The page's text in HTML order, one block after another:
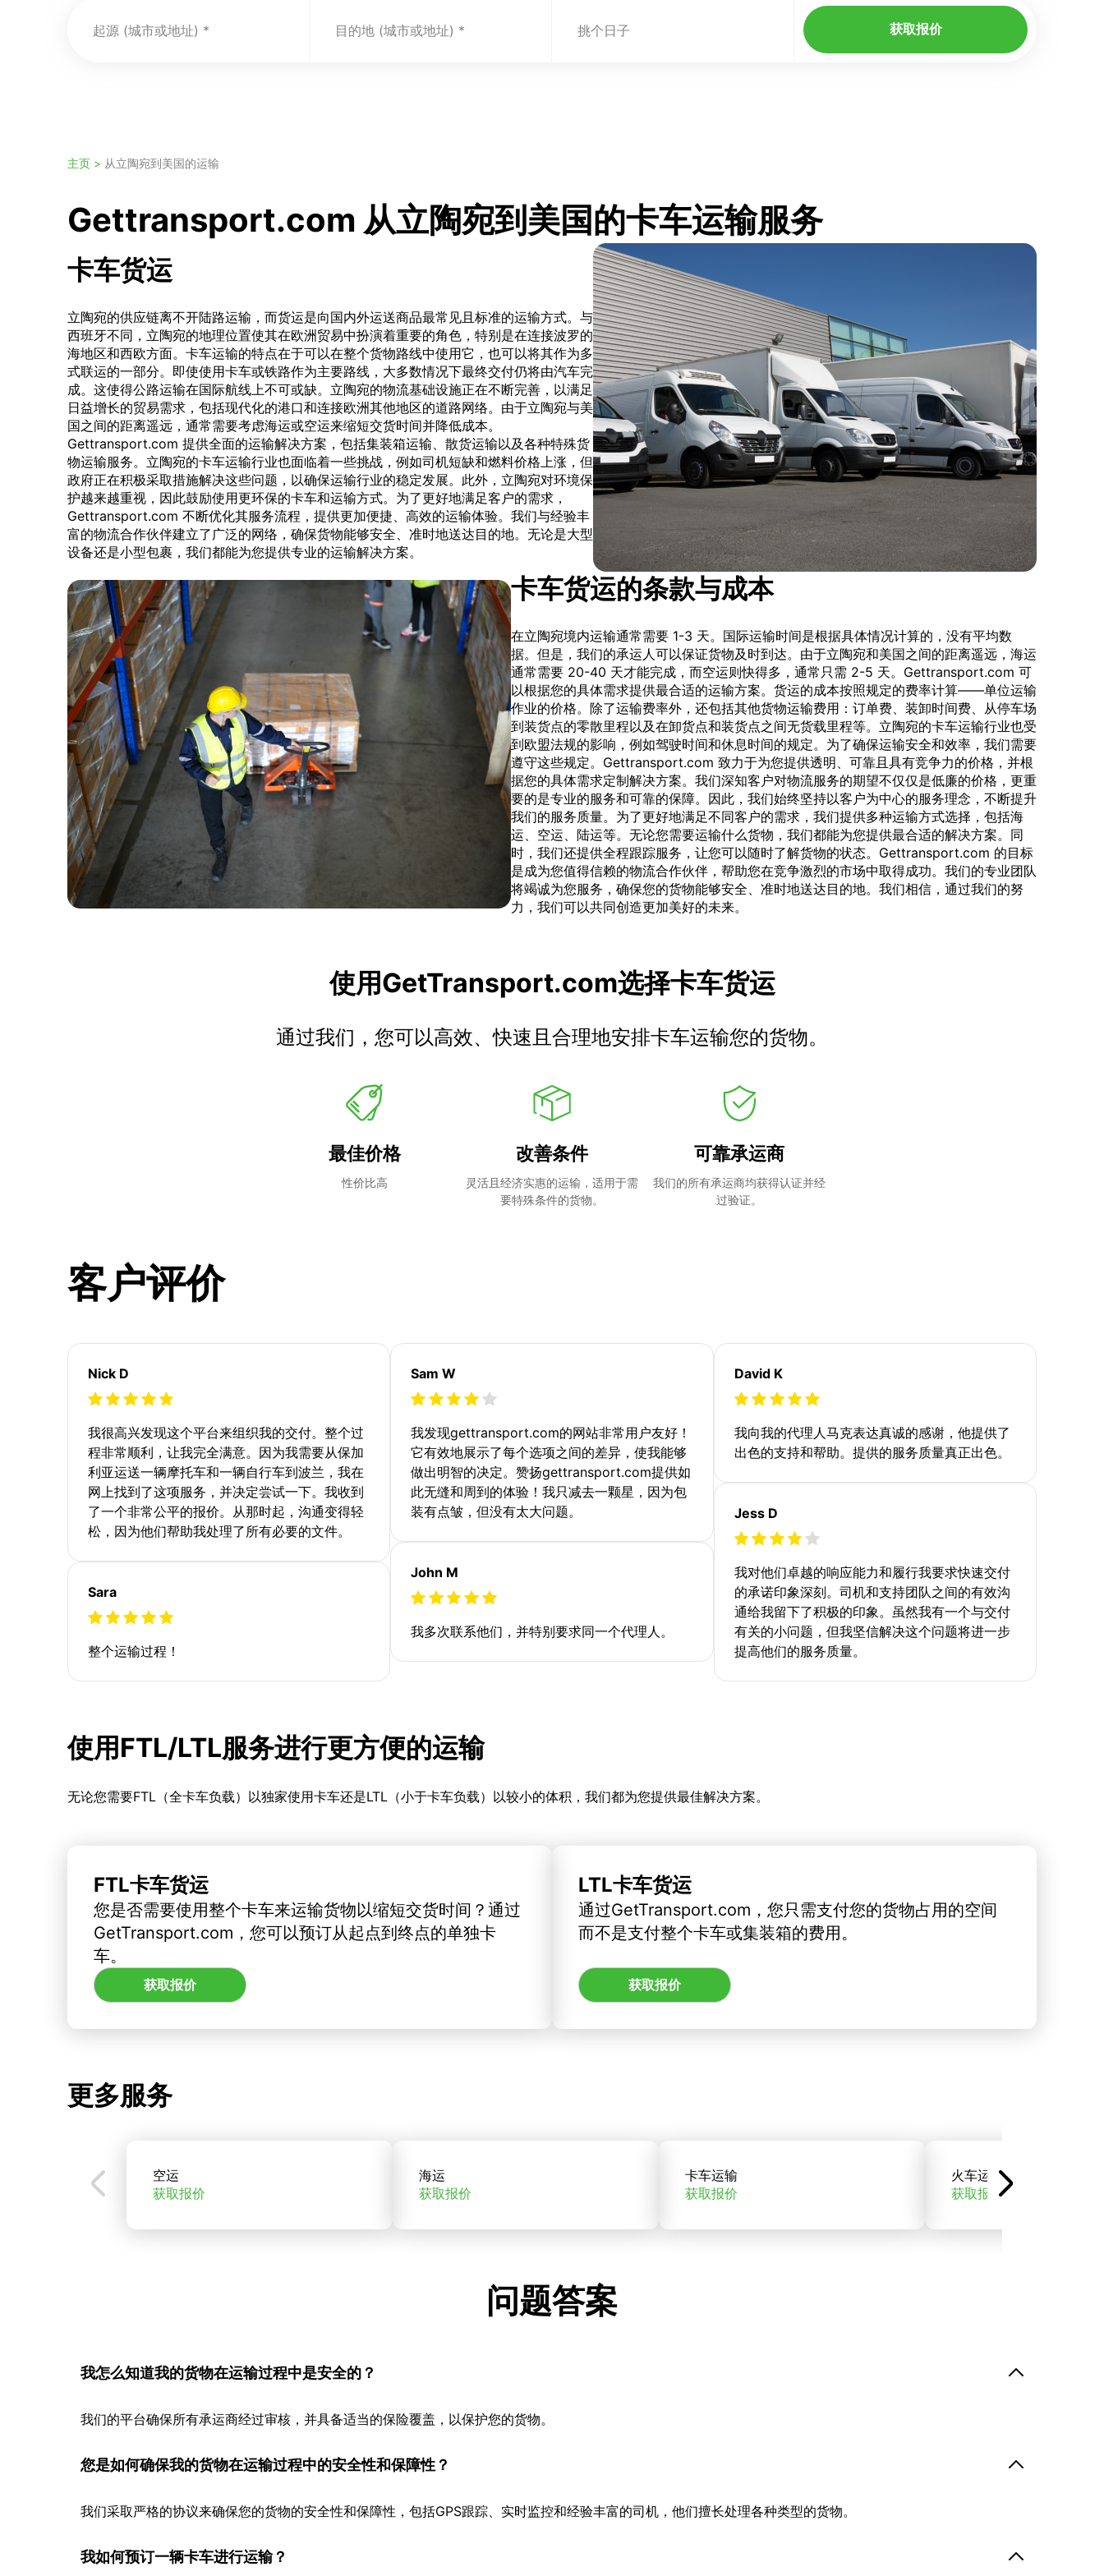
起源 (城市或地址) 目的地 (城市或地址) 挑个日子 获取报价
主页 > 从立陶宛到美国的运输
Gettransport.com 从立陶宛到美国的卡车运输服务
卡车货运
立陶宛的供应链离不开陆路运输，而货运是向国内外运送商品最常见且标准的运输方式。与
西班牙不同，立陶宛的地理位置使其在欧洲贸易中扮演着重要的角色，特别是在连接波罗的
海地区和西欧方面。卡车运输的特点在于可以在整个货物路线中使用它，也可以将其作为多
式联运的一部分。即使使用卡车或铁路作为主要路线，大多数情况下最终交付仍将由汽车完
成。这使得公路运输在国际航线上不可或缺。立陶宛的物流基础设施正在不断完善，以满足
日益增长的贸易需求，包括现代化的港口和连接欧洲其他地区的道路网络。由于立陶宛与美
国之间的距离遥远，通常需要考虑海运或空运来缩短交货时间并降低成本。
Gettransport.com 提供全面的运输解决方案，包括集装箱运输、散货运输以及各种特殊货
物运输服务。立陶宛的卡车运输行业也面临着一些挑战，例如司机短缺和燃料价格上涨，但
政府正在积极采取措施解决这些问题，以确保运输行业的稳定发展。此外，立陶宛对环境保
护越来越重视，因此鼓励使用更环保的卡车和运输方式。为了更好地满足客户的需求，
Gettransport.com 不断优化其服务流程，提供更加便捷、高效的运输体验。我们与经验丰
富的物流合作伙伴建立了广泛的网络，确保货物能够安全、准时地送达目的地。无论是大型
设备还是小型包裹，我们都能为您提供专业的运输解决方案。
卡车货运的条款与成本
在立陶宛境内运输通常需要 1-3 天。国际运输时间是根据具体情况计算的，没有平均数
据。但是，我们的承运人可以保证货物及时到达。由于立陶宛和美国之间的距离遥远，海运
通常需要 20-40 天才能完成，而空运则快得多，通常只需 2-5 天。Gettransport.com 可
以根据您的具体需求提供最合适的运输方案。货运的成本按照规定的费率计算——单位运输
作业的价格。除了运输费率外，还包括其他货物运输费用：订单费、装卸时间费、从停车场
到装货点的零散里程以及在卸货点和装货点之间无货载里程等。立陶宛的卡车运输行业也受
到欧盟法规的影响，例如驾驶时间和休息时间的规定。为了确保运输安全和效率，我们需要
遵守这些规定。Gettransport.com 致力于为您提供透明、可靠且具有竞争力的价格，并根
据您的具体需求定制解决方案。我们深知客户对物流服务的期望不仅仅是低廉的价格，更重
要的是专业的服务和可靠的保障。因此，我们始终坚持以客户为中心的服务理念，不断提升
我们的服务质量。为了更好地满足不同客户的需求，我们提供多种运输方式选择，包括海
运、空运、陆运等。无论您需要运输什么货物，我们都能为您提供最合适的解决方案。同
时，我们还提供全程跟踪服务，让您可以随时了解货物的状态。Gettransport.com 的目标
是成为您值得信赖的物流合作伙伴，帮助您在竞争激烈的市场中取得成功。我们的专业团队
将竭诚为您服务，确保您的货物能够安全、准时地送达目的地。我们相信，通过我们的努
力，我们可以共同创造更加美好的未来。
使用GetTransport.com选择卡车货运
通过我们，您可以高效、快速且合理地安排卡车运输您的货物。
最佳价格
性价比高
改善条件
灵活且经济实惠的运输，适用于需
要特殊条件的货物。
可靠承运商
我们的所有承运商均获得认证并经
过验证。
客户评价
Nick D
我很高兴发现这个平台来组织我的交付。整个过
程非常顺利，让我完全满意。因为我需要从保加
利亚运送一辆摩托车和一辆自行车到波兰，我在
网上找到了这项服务，并决定尝试一下。我收到
了一个非常公平的报价。从那时起，沟通变得轻
松，因为他们帮助我处理了所有必要的文件。
Sara
整个运输过程！
Sam W
我发现gettransport.com的网站非常用户友好！
它有效地展示了每个选项之间的差异，使我能够
做出明智的决定。赞扬gettransport.com提供如
此无缝和周到的体验！我只减去一颗星，因为包
装有点皱，但没有太大问题。
John M
我多次联系他们，并特别要求同一个代理人。
David K
我向我的代理人马克表达真诚的感谢，他提供了
出色的支持和帮助。提供的服务质量真正出色。
Jess D
我对他们卓越的响应能力和履行我要求快速交付
的承诺印象深刻。司机和支持团队之间的有效沟
通给我留下了积极的印象。虽然我有一个与交付
有关的小问题，但我坚信解决这个问题将进一步
提高他们的服务质量。
使用FTL/LTL服务进行更方便的运输
无论您需要FTL（全卡车负载）以独家使用卡车还是LTL（小于卡车负载）以较小的体积，我们都为您提供最佳解决方案。
FTL卡车货运
您是否需要使用整个卡车来运输货物以缩短交货时间？通过
GetTransport.com，您可以预订从起点到终点的单独卡
车。
获取报价
LTL卡车货运
通过GetTransport.com，您只需支付您的货物占用的空间
而不是支付整个卡车或集装箱的费用。
获取报价
更多服务
空运
获取报价
海运
获取报价
卡车运输
获取报价
火车运输
获取报价
问题答案
我怎么知道我的货物在运输过程中是安全的？
我们的平台确保所有承运商经过审核，并具备适当的保险覆盖，以保护您的货物。
您是如何确保我的货物在运输过程中的安全性和保障性？
我们采取严格的协议来确保您的货物的安全性和保障性，包括GPS跟踪、实时监控和经验丰富的司机，他们擅长处理各种类型的货物。
我如何预订一辆卡车进行运输？